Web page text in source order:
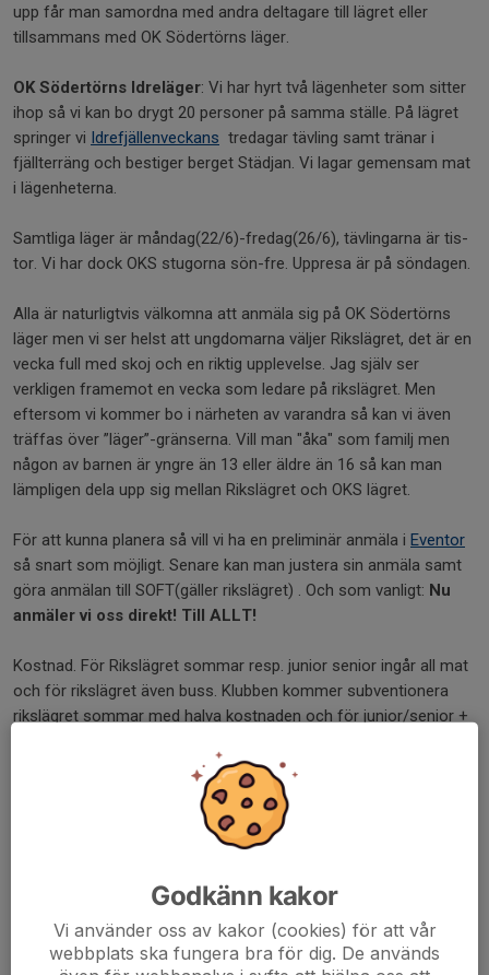
upp får man samordna med andra deltagare till lägret eller
tillsammans med OK Södertörns läger.
OK Södertörns Idreläger: Vi har hyrt två lägenheter som sitter
ihop så vi kan bo drygt 20 personer på samma ställe. På lägret
springer vi Idrefjällenveckans tredagar tävling samt tränar i
fjällterräng och bestiger berget Städjan. Vi lagar gemensam mat
i lägenheterna.
Samtliga läger är måndag(22/6)-fredag(26/6), tävlingarna är tis-
tor. Vi har dock OKS stugorna sön-fre. Uppresa är på söndagen.
Alla är naturligtvis välkomna att anmäla sig på OK Södertörns
läger men vi ser helst att ungdomarna väljer Rikslägret, det är en
vecka full med skoj och en riktig upplevelse. Jag själv ser
verkligen framemot en vecka som ledare på rikslägret. Men
eftersom vi kommer bo i närheten av varandra så kan vi även
träffas över ”läger”-gränserna. Vill man "åka" som familj men
någon av barnen är yngre än 13 eller äldre än 16 så kan man
lämpligen dela upp sig mellan Rikslägret och OKS lägret.
För att kunna planera så vill vi ha en preliminär anmäla i Eventor
så snart som möjligt. Senare kan man justera sin anmäla samt
göra anmälan till SOFT(gäller rikslägret) . Och som vanligt: Nu
anmäler vi oss direkt! Till ALLT!
Kostnad. För Rikslägret sommar resp. junior senior ingår all mat
och för rikslägret även buss. Klubben kommer subventionera
rikslägret sommar med halva kostnaden och för junior/senior +
men exakt vad priset blir beror lite på hur många
juniorer/seniorer som åker på rikslägret och hur många som
åker på OKS lägret(som blir billigare). Vi har inte heller fått de
exakta priserna eftersom inbjudan inte är ute än men takpriset
anmälan till Rikslägret kommer ut så kan man även justera vad
man vill åka på.
Godkänn kakor
Vi använder oss av kakor (cookies) för att vår
webbplats ska fungera bra för dig. De används